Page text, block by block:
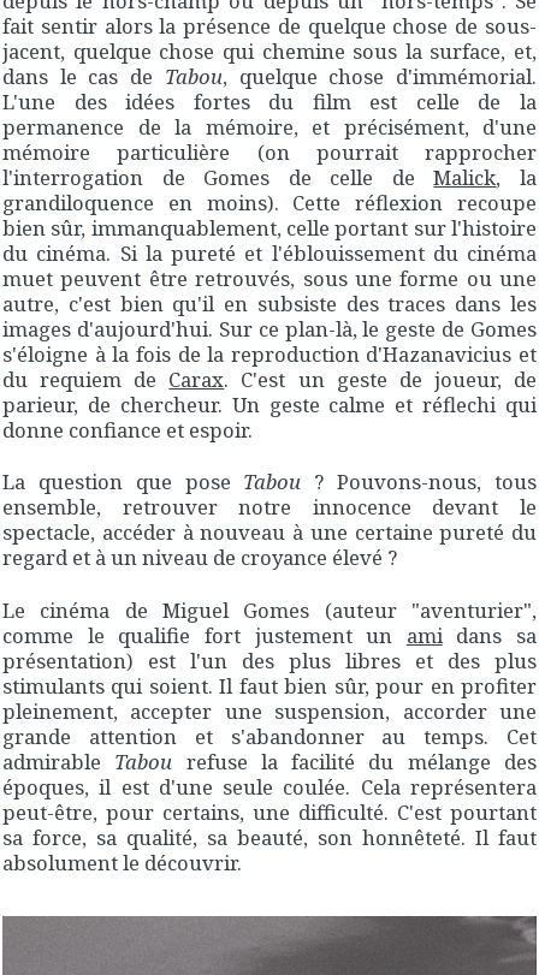
fait sentir alors la présence de quelque chose de sous-
jacent, quelque chose qui chemine sous la surface, et,
dans le cas de Tabou, quelque chose d'immémorial.
L'une des idées fortes du film est celle de la
permanence de la mémoire, et précisément, d'une
mémoire particulière (on pourrait rapprocher
l'interrogation de Gomes de celle deMalick, la
grandiloquence en moins). Cette réflexion recoupe
bien sûr, immanquablement, celle portant sur l'histoire
du cinéma. Si la pureté et l'éblouissement du cinéma
muet peuvent être retrouvés, sous une forme ou une
autre, c'est bien qu'il en subsiste des traces dans les
images d'aujourd'hui. Sur ce plan-là, le geste de Gomes
s'éloigne à la fois de la reproduction d'Hazanavicius et
du requiem de Carax. C'est un geste de joueur, de
parieur, de chercheur. Un geste calme et réflechi qui
donne confiance et espoir.
La question que pose Tabou ? Pouvons-nous, tous
ensemble, retrouver notre innocence devant le
spectacle, accéder à nouveau à une certaine pureté du
regard et à un niveau de croyance élevé ?
Le cinéma de Miguel Gomes (auteur "aventurier",
comme le qualifie fort justement un amidans sa
présentation) est l'un des plus libres et des plus
stimulants qui soient. Il faut bien sûr, pour en profiter
pleinement, accepter une suspension, accorder une
grande attention et s'abandonner au temps. Cet
admirable Tabou refuse la facilité du mélange des
époques, il est d'une seule coulée. Cela représentera
peut-être, pour certains, une difficulté. C'est pourtant
sa force, sa qualité, sa beauté, son honnêteté. Il faut
absolument le découvrir.